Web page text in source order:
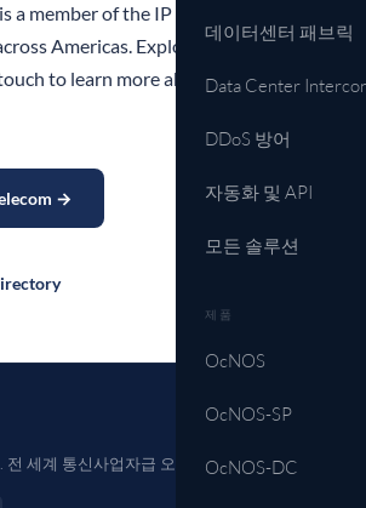
데이터센터 패브릭
Data Center
DDoS 방어
자동화 및 API
모든 솔루션
제품
OcNOS
OcNOS-SP
OcNOS-DC
a member of the IP Infusion partner
Americas. Explore the full partner
to learn more about this
→
전 세계 통신사업자급 오픈 네트워킹.